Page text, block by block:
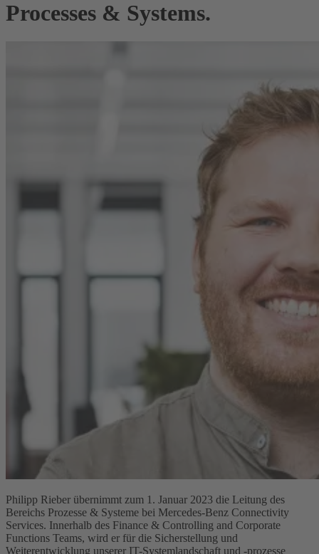
Processes & Systems.
Philipp Rieber übernimmt zum 1. Januar 2023 die Leitung des
Bereichs Prozesse & Systeme bei Mercedes-Benz Connectivity
Services. Innerhalb des Finance & Controlling and Corporate
Functions Teams, wird er für die Sicherstellung und
Weiterentwicklung unserer IT-Systemlandschaft und -prozesse